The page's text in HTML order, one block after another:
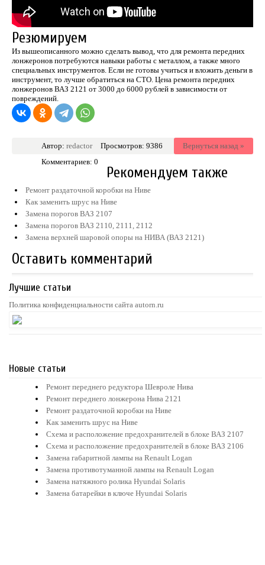
Резюмируем
Из вышеописанного можно сделать вывод, что для ремонта передних
лонжеронов потребуются навыки работы с металлом, а также много
специальных инструментов. Если не готовы учиться и вложить деньги в
инструмент, то лучше обратиться на СТО. Цена ремонта передних
лонжеронов ВАЗ 2121 от 3000 до 6000 рублей в зависимости от
повреждений.
Вернуться назад »
Автор: redactor
Просмотров: 9386
Комментариев: 0
Рекомендуем также
Ремонт раздаточной коробки на Ниве
Как заменить шрус на Ниве
Замена порогов ВАЗ 2107
Замена порогов ВАЗ 2110, 2111, 2112
Замена верхней шаровой опоры на НИВА (ВАЗ 2121)
Оставить комментарий
Лучшие статьи
Политика конфиденциальности сайта autorn.ru
Новые статьи
Ремонт переднего редуктора Шевроле Нива
Ремонт переднего лонжерона Нива 2121
Ремонт раздаточной коробки на Ниве
Как заменить шрус на Ниве
Схема и расположение предохранителей в блоке ВАЗ 2107
Схема и расположение предохранителей в блоке ВАЗ 2106
Замена габаритной лампы на Renault Logan
Замена противотуманной лампы на Renault Logan
Замена натяжного ролика Hyundai Solaris
Замена батарейки в ключе Hyundai Solaris